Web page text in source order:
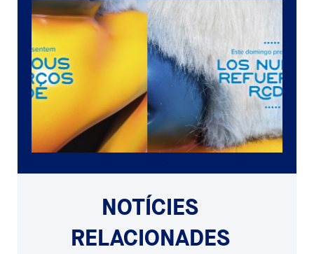
NOTÍCIES
RELACIONADES